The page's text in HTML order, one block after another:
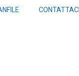
CONTATTACI